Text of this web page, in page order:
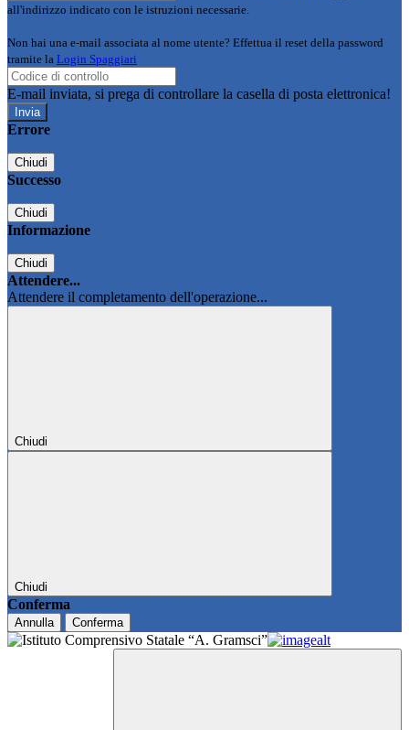
all'indirizzo indicato con le istruzioni necessarie.
Non hai una e-mail associata al nome utente? Effettua il reset della password
tramite la Login Spaggiari
E-mail inviata, si prega di controllare la casella di posta elettronica!
Errore
Chiudi
Successo
Chiudi
Informazione
Chiudi
Attendere...
Attendere il completamento dell'operazione...
Chiudi
Chiudi
Conferma
Annulla Conferma